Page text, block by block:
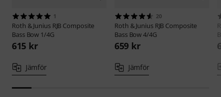
1
Roth & Junius RJB Composite
Bass Bow 1/4G
615 kr
Jämför
20
Roth & Junius RJB Composite
Bass Bow 4/4G
659 kr
Jämför